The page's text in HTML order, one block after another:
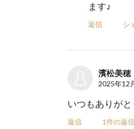
ます♪
返信 シ
濱松美穂
2025年12
いつもありが
返信 1件の返